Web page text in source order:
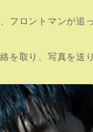
フロントマンが追
を取り、写真を送